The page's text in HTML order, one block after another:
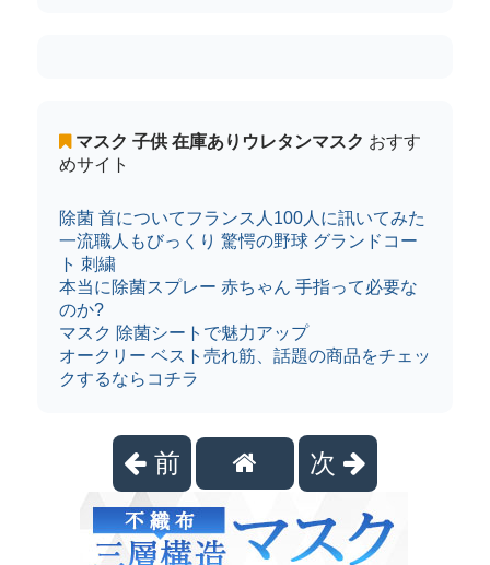
マスク 子供 在庫ありウレタンマスク おすす
めサイト
除菌 首についてフランス人100人に訊いてみた
一流職人もびっくり 驚愕の野球 グランドコー
ト 刺繍
本当に除菌スプレー 赤ちゃん 手指って必要な
のか?
マスク 除菌シートで魅力アップ
オークリー ベスト売れ筋、話題の商品をチェッ
クするならコチラ
前 次